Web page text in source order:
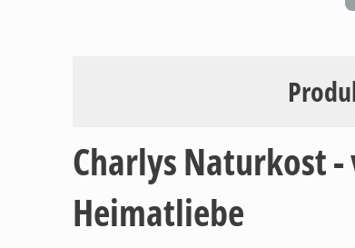
Charlys Naturkost
Heimatliebe